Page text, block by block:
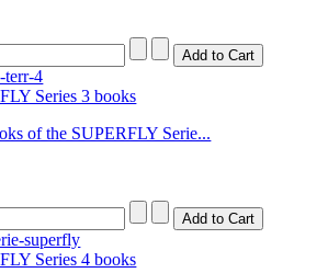
Series 3 books
of the SUPERFLY Serie...
Series 4 books